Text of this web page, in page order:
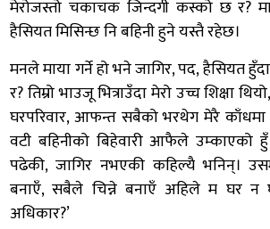
मेरोजस्तो चकाचक जिन्दगी कस्को छ र?
हैसियत मिसिन्छ नि बहिनी हुने यस्तै रहेछ।
मनले माया गर्ने हो भने जागिर, पद, हैसियत
र? तिम्रो भाउजू भित्राउँदा मेरो उच्च शिक्षा
घरपरिवार, आफन्त सबैको भरथेग मेरै काँधमा
वटी बहिनीको बिहेवारी आफैले
पढेकी, जागिर नभएकी कहिल्यै भनिन्।
बनाएँ, सबैले चिन्ने बनाएँ अहिले म घर न
अधिकार?’